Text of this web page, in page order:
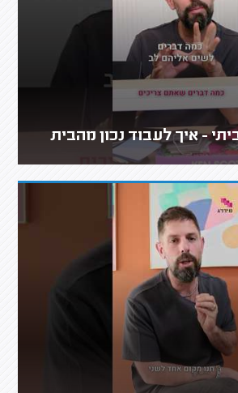
- איך לעבוד נכון מהבית